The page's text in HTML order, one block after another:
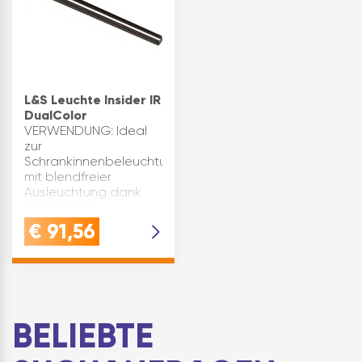
ArmQUALITÄT:
L&S Leuchte Insider IR
DualColor
VERWENDUNG: Ideal
zur
Schrankinnenbeleuchtung
mit blendfreier
Ausleuchtung dank
BlendeQUALITÄT:
Gefertigt aus
Aluminium in schwarz,
€ 91,56
BELIEBTE